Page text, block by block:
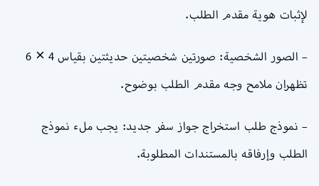
لإثبات هوية مقدم الطلب.
– الصور الشخصية: صورتين شخصيتين حديثتين بقياس 4 × 6
تظهران ملامح وجه مقدم الطلب بوضوح.
– نموذج طلب استخراج جواز سفر جديد: يجب ملء نموذج
الطلب وإرفاقه بالمستندات المطلوبة.